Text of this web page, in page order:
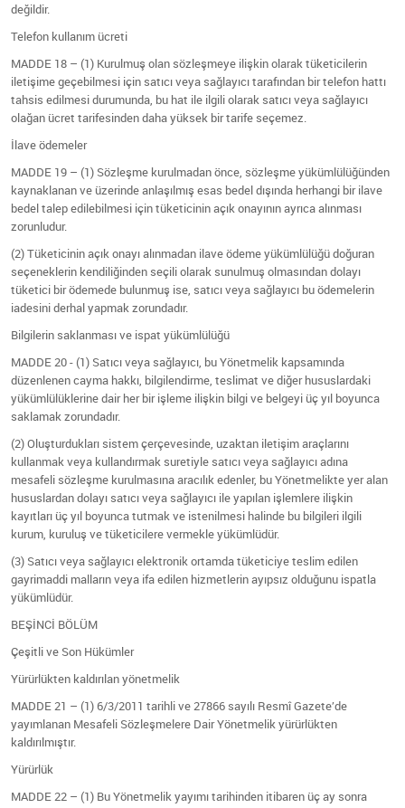
değildir.
Telefon kullanım ücreti
MADDE 18 – (1) Kurulmuş olan sözleşmeye ilişkin olarak tüketicilerin
iletişime geçebilmesi için satıcı veya sağlayıcı tarafından bir telefon hattı
tahsis edilmesi durumunda, bu hat ile ilgili olarak satıcı veya sağlayıcı
olağan ücret tarifesinden daha yüksek bir tarife seçemez.
İlave ödemeler
MADDE 19 – (1) Sözleşme kurulmadan önce, sözleşme yükümlülüğünden
kaynaklanan ve üzerinde anlaşılmış esas bedel dışında herhangi bir ilave
bedel talep edilebilmesi için tüketicinin açık onayının ayrıca alınması
zorunludur.
(2) Tüketicinin açık onayı alınmadan ilave ödeme yükümlülüğü doğuran
seçeneklerin kendiliğinden seçili olarak sunulmuş olmasından dolayı
tüketici bir ödemede bulunmuş ise, satıcı veya sağlayıcı bu ödemelerin
iadesini derhal yapmak zorundadır.
Bilgilerin saklanması ve ispat yükümlülüğü
MADDE 20 - (1) Satıcı veya sağlayıcı, bu Yönetmelik kapsamında
düzenlenen cayma hakkı, bilgilendirme, teslimat ve diğer hususlardaki
yükümlülüklerine dair her bir işleme ilişkin bilgi ve belgeyi üç yıl boyunca
saklamak zorundadır.
(2) Oluşturdukları sistem çerçevesinde, uzaktan iletişim araçlarını
kullanmak veya kullandırmak suretiyle satıcı veya sağlayıcı adına
mesafeli sözleşme kurulmasına aracılık edenler, bu Yönetmelikte yer alan
hususlardan dolayı satıcı veya sağlayıcı ile yapılan işlemlere ilişkin
kayıtları üç yıl boyunca tutmak ve istenilmesi halinde bu bilgileri ilgili
kurum, kuruluş ve tüketicilere vermekle yükümlüdür.
(3) Satıcı veya sağlayıcı elektronik ortamda tüketiciye teslim edilen
gayrimaddi malların veya ifa edilen hizmetlerin ayıpsız olduğunu ispatla
yükümlüdür.
BEŞİNCİ BÖLÜM
Çeşitli ve Son Hükümler
Yürürlükten kaldırılan yönetmelik
MADDE 21 – (1) 6/3/2011 tarihli ve 27866 sayılı Resmî Gazete’de
yayımlanan Mesafeli Sözleşmelere Dair Yönetmelik yürürlükten
kaldırılmıştır.
Yürürlük
MADDE 22 – (1) Bu Yönetmelik yayımı tarihinden itibaren üç ay sonra